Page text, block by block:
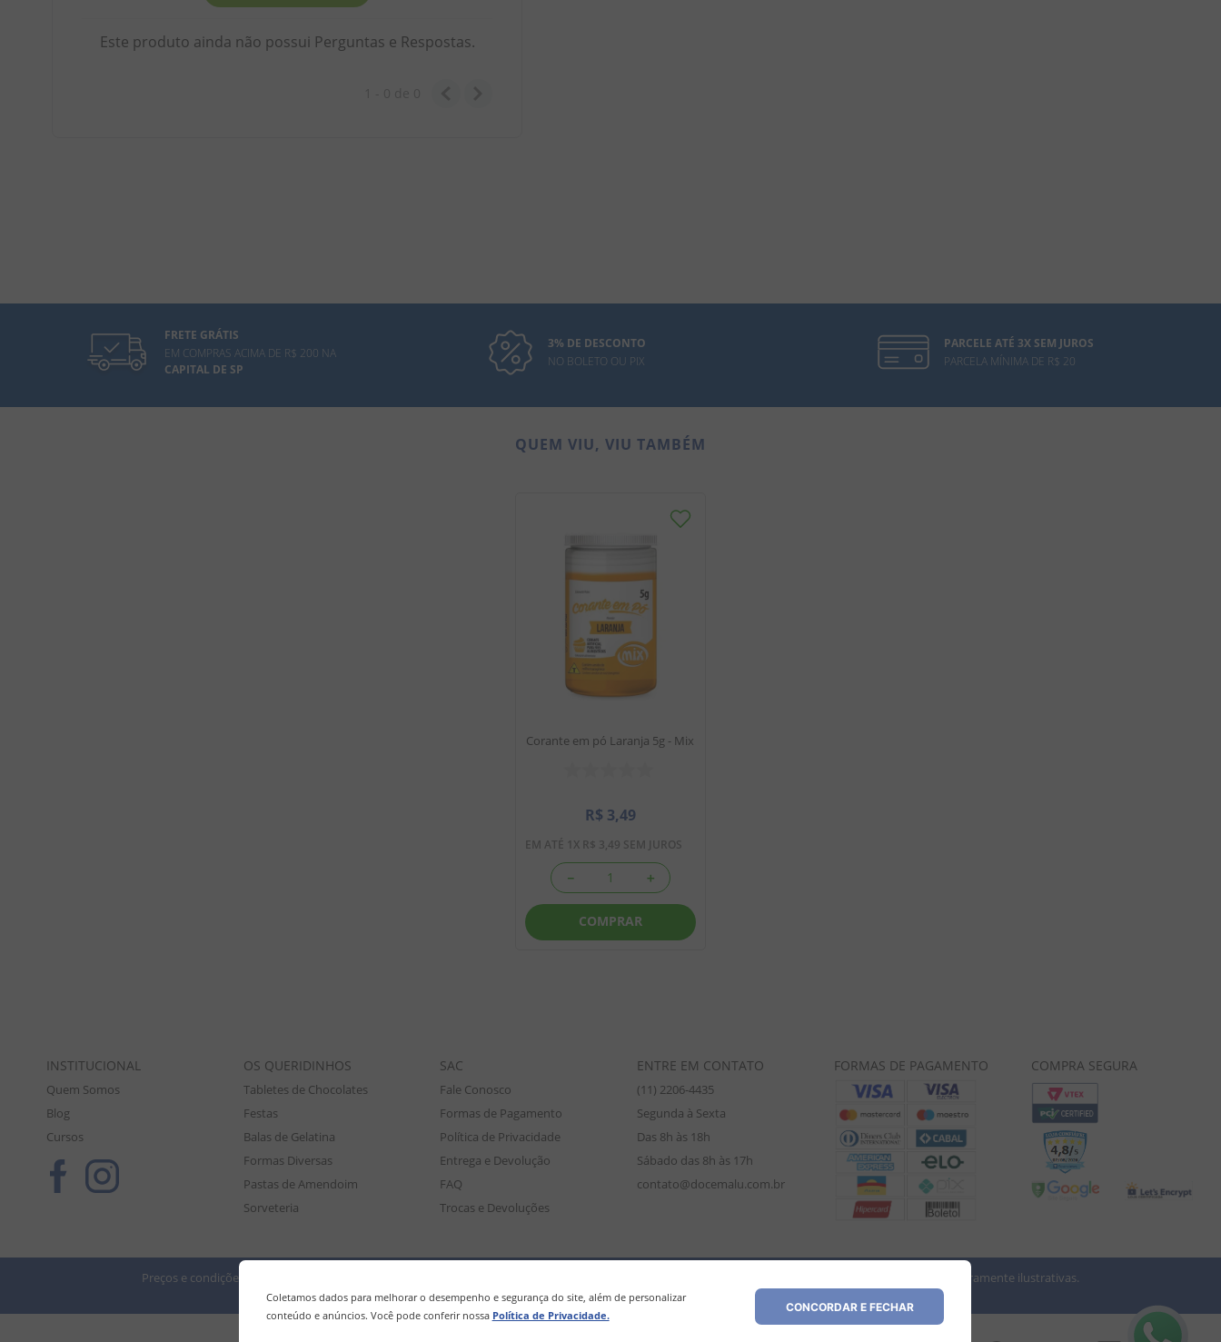
Coletamos dados para melhorar o desempenho e segurança do site, além de personalizar
conteúdo e anúncios. Você pode conferir nossa Política de Privacidade.
CONCORDAR E FECHAR
Este produto ainda não possui Perguntas e Respostas.
FRETE GRÁTIS
EM COMPRAS ACIMA DE R$ 200 NA
CAPITAL DE SP
3% DE DESCONTO
NO BOLETO OU PIX
PARCELE ATÉ 3X SEM JUROS
PARCELA MÍNIMA DE R$ 20
QUEM VIU, VIU TAMBÉM
Corante em pó Laranja 5g - Mix
R$ 3,49
EM ATÉ 1 X R$ 3,49 SEM JUROS
＋
－
COMPRAR
INSTITUCIONAL
Quem Somos
Blog
Cursos
OS QUERIDINHOS
Tabletes de Chocolates
Festas
Balas de Gelatina
Formas Diversas
Pastas de Amendoim
Sorveteria
SAC
Fale Conosco
Formas de Pagamento
Política de Privacidade
Entrega e Devolução
FAQ
Trocas e Devoluções
ENTRE EM CONTATO
(11) 2206-4435
Segunda à Sexta
Das 8h às 18h
Sábado das 8h às 17h
contato@docemalu.com.br
FORMAS DE PAGAMENTO COMPRA SEGURA
Preços e condições de pagamento válidos exclusivamente para compras efetuadas no site, podendo diferir da loja física. As imagens dos produtos são meramente ilustrativas.
Todos os preços e condições comerciais estão sujeitos a alteração sem aviso prévio.